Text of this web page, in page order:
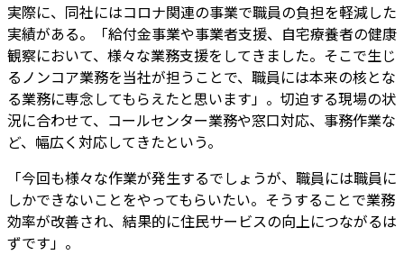
実際に、同社にはコロナ関連の事業で職員の負担を軽減した
実績がある。「給付金事業や事業者支援、自宅療養者の健康
観察において、様々な業務支援をしてきました。そこで生じ
るノンコア業務を当社が担うことで、職員には本来の核とな
る業務に専念してもらえたと思います」。切迫する現場の状
況に合わせて、コールセンター業務や窓口対応、事務作業な
ど、幅広く対応してきたという。
「今回も様々な作業が発生するでしょうが、職員には職員に
しかできないことをやってもらいたい。そうすることで業務
効率が改善され、結果的に住民サービスの向上につながるは
ずです」。